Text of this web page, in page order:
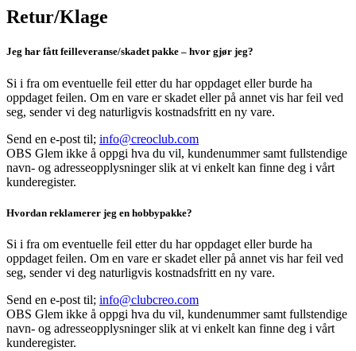
Retur/Klage
Jeg har fått feilleveranse/skadet pakke – hvor gjør jeg?
Si i fra om eventuelle feil etter du har oppdaget eller burde ha
oppdaget feilen. Om en vare er skadet eller på annet vis har feil ved
seg, sender vi deg naturligvis kostnadsfritt en ny vare.
Send en e-post til; info@creoclub.com
OBS Glem ikke å oppgi hva du vil, kundenummer samt fullstendige
navn- og adresseopplysninger slik at vi enkelt kan finne deg i vårt
kunderegister.
Hvordan reklamerer jeg en hobbypakke?
Si i fra om eventuelle feil etter du har oppdaget eller burde ha
oppdaget feilen. Om en vare er skadet eller på annet vis har feil ved
seg, sender vi deg naturligvis kostnadsfritt en ny vare.
Send en e-post til; info@clubcreo.com
OBS Glem ikke å oppgi hva du vil, kundenummer samt fullstendige
navn- og adresseopplysninger slik at vi enkelt kan finne deg i vårt
kunderegister.